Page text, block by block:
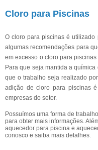
Cloro para Piscinas
O cloro para piscinas é utilizado
algumas recomendações para
em excesso o cloro para
Para que seja mantida a
que o trabalho seja realizado
adição de cloro para piscinas
empresas do setor.
Possuímos uma forma de
para obter mais informações.
aquecedor para piscina e
conosco e saiba mais detalhes.